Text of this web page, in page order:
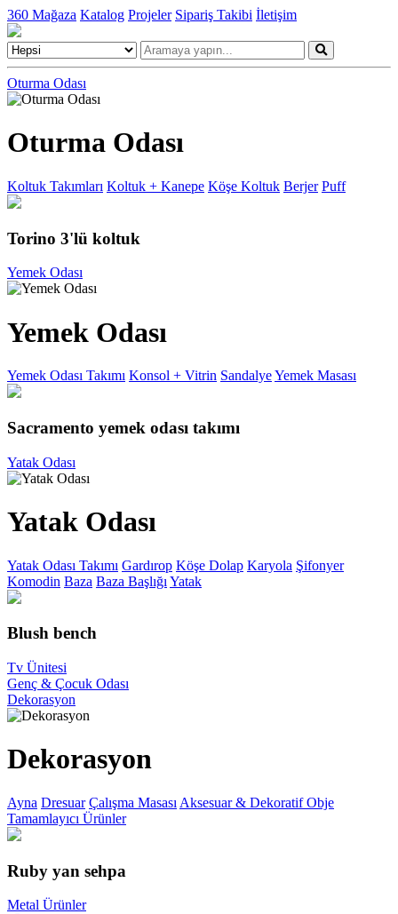
360 Mağaza Katalog Projeler Sipariş Takibi İletişim
Oturma Odası
Oturma Odası
Koltuk Takımları Koltuk + Kanepe Köşe Koltuk Berjer Puff
Torino 3'lü koltuk
Yemek Odası
Yemek Odası
Yemek Odası Takımı Konsol + Vitrin SandalyeYemek Masası
Sacramento yemek odası takımı
Yatak Odası
Yatak Odası
Yatak Odası Takımı Gardırop Köşe Dolap Karyola Şifonyer
Komodin Baza Baza Başlığı Yatak
Blush bench
Tv Ünitesi
Genç & Çocuk Odası
Dekorasyon
Dekorasyon
Ayna Dresuar Çalışma Masası Aksesuar & Dekoratif Obje
Tamamlayıcı Ürünler
Ruby yan sehpa
Metal Ürünler